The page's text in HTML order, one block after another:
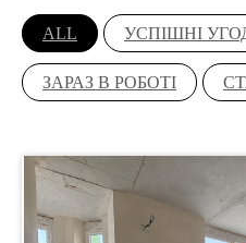
ALL УСПІШНІ
ЗАРАЗ В РОБОТІ